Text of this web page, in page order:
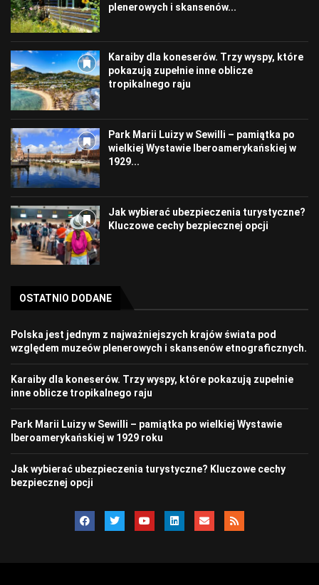
plenerowych i skansenów...
Karaiby dla koneserów. Trzy wyspy, które
pokazują zupełnie inne oblicze
tropikalnego raju
Park Marii Luizy w Sewilli – pamiątka po
wielkiej Wystawie Iberoamerykańskiej w
1929...
Jak wybierać ubezpieczenia turystyczne?
Kluczowe cechy bezpiecznej opcji
OSTATNIO DODANE
Polska jest jednym z najważniejszych krajów świata pod
względem muzeów plenerowych i skansenów etnograficznych.
Karaiby dla koneserów. Trzy wyspy, które pokazują zupełnie
inne oblicze tropikalnego raju
Park Marii Luizy w Sewilli – pamiątka po wielkiej Wystawie
Iberoamerykańskiej w 1929 roku
Jak wybierać ubezpieczenia turystyczne? Kluczowe cechy
bezpiecznej opcji